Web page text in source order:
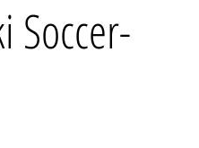
Soccer-